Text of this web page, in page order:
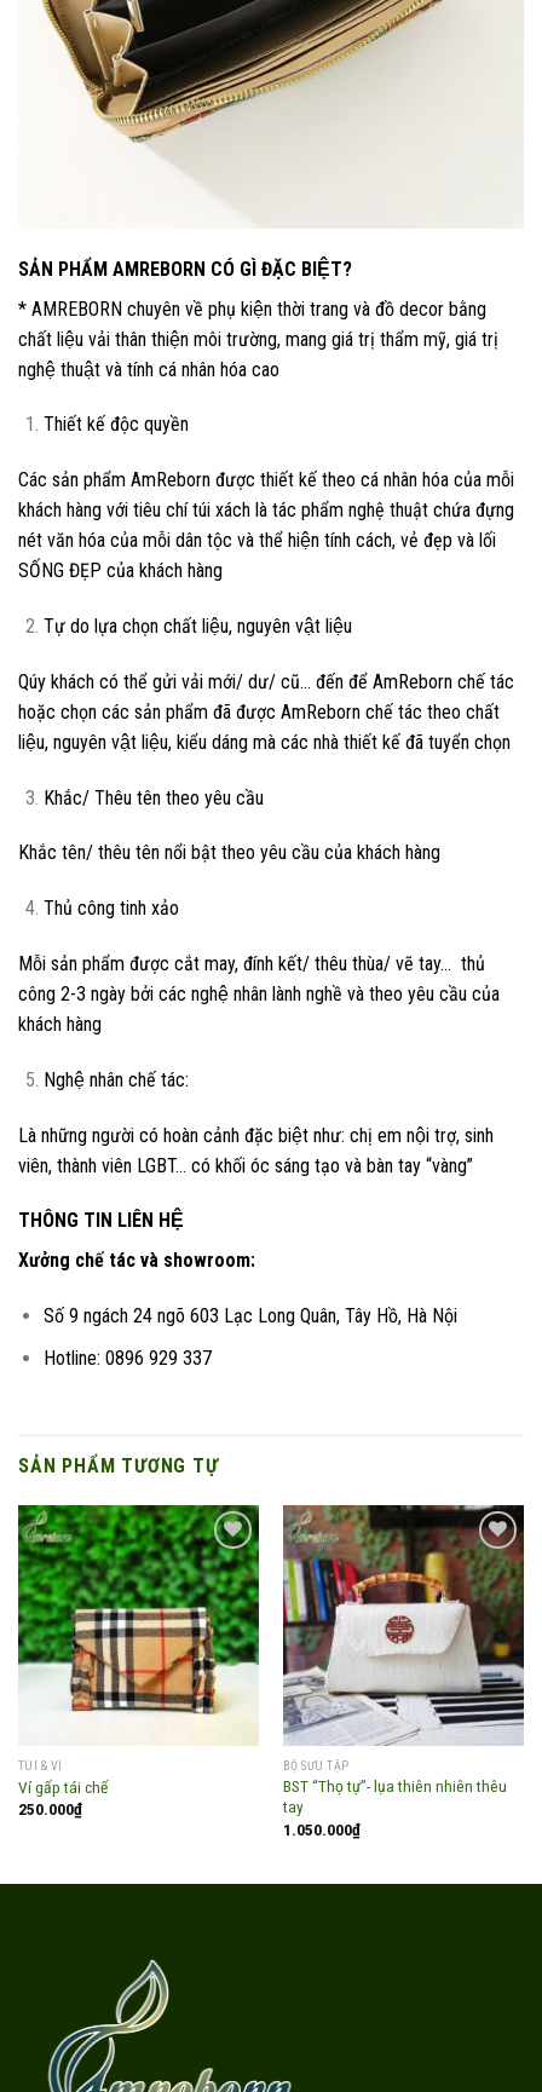
SẢN PHẨM AMREBORN CÓ GÌ ĐẶC BIỆT?
* AMREBORN chuyên về phụ kiện thời trang và đồ decor bằng
chất liệu vải thân thiện môi trường, mang giá trị thẩm mỹ, giá trị
nghệ thuật và tính cá nhân hóa cao
Thiết kế độc quyền
Các sản phẩm AmReborn được thiết kế theo cá nhân hóa của mỗi
khách hàng với tiêu chí túi xách là tác phẩm nghệ thuật chứa đựng
nét văn hóa của mỗi dân tộc và thể hiện tính cách, vẻ đẹp và lối
SỐNG ĐẸP của khách hàng
Tự do lựa chọn chất liệu, nguyên vật liệu
Qúy khách có thể gửi vải mới/ dư/ cũ… đến để AmReborn chế tác
hoặc chọn các sản phẩm đã được AmReborn chế tác theo chất
liệu, nguyên vật liệu, kiểu dáng mà các nhà thiết kế đã tuyển chọn
Khắc/ Thêu tên theo yêu cầu
Khắc tên/ thêu tên nổi bật theo yêu cầu của khách hàng
Thủ công tinh xảo
Mỗi sản phẩm được cắt may, đính kết/ thêu thùa/ vẽ tay… thủ
công 2-3 ngày bởi các nghệ nhân lành nghề và theo yêu cầu của
khách hàng
Nghệ nhân chế tác:
Là những người có hoàn cảnh đặc biệt như: chị em nội trợ, sinh
viên, thành viên LGBT… có khối óc sáng tạo và bàn tay “vàng”
THÔNG TIN LIÊN HỆ
Xưởng chế tác và showroom:
Số 9 ngách 24 ngõ 603 Lạc Long Quân, Tây Hồ, Hà Nội
Hotline: 0896 929 337
SẢN PHẨM TƯƠNG TỰ
Add to
wishlist
TÚI & VÍ
Ví gấp tái chế
250.000₫
Add to
wishlist
BỘ SƯU TẬP
BST “Thọ tự”- lụa thiên nhiên thêu
tay
1.050.000₫